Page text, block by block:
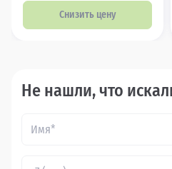
Снизить цену
Не нашли, что